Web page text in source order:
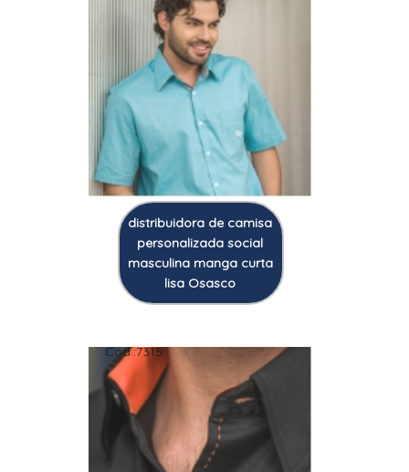
distribuidora de camisa
personalizada social
masculina manga curta
lisa Osasco
Cod.:7315